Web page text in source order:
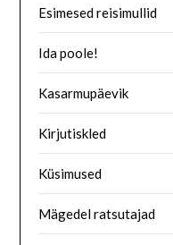
Esimesed reisimullid
Ida poole!
Kasarmupäevik
Kirjutiskled
Küsimused
Mägedel ratsutajad